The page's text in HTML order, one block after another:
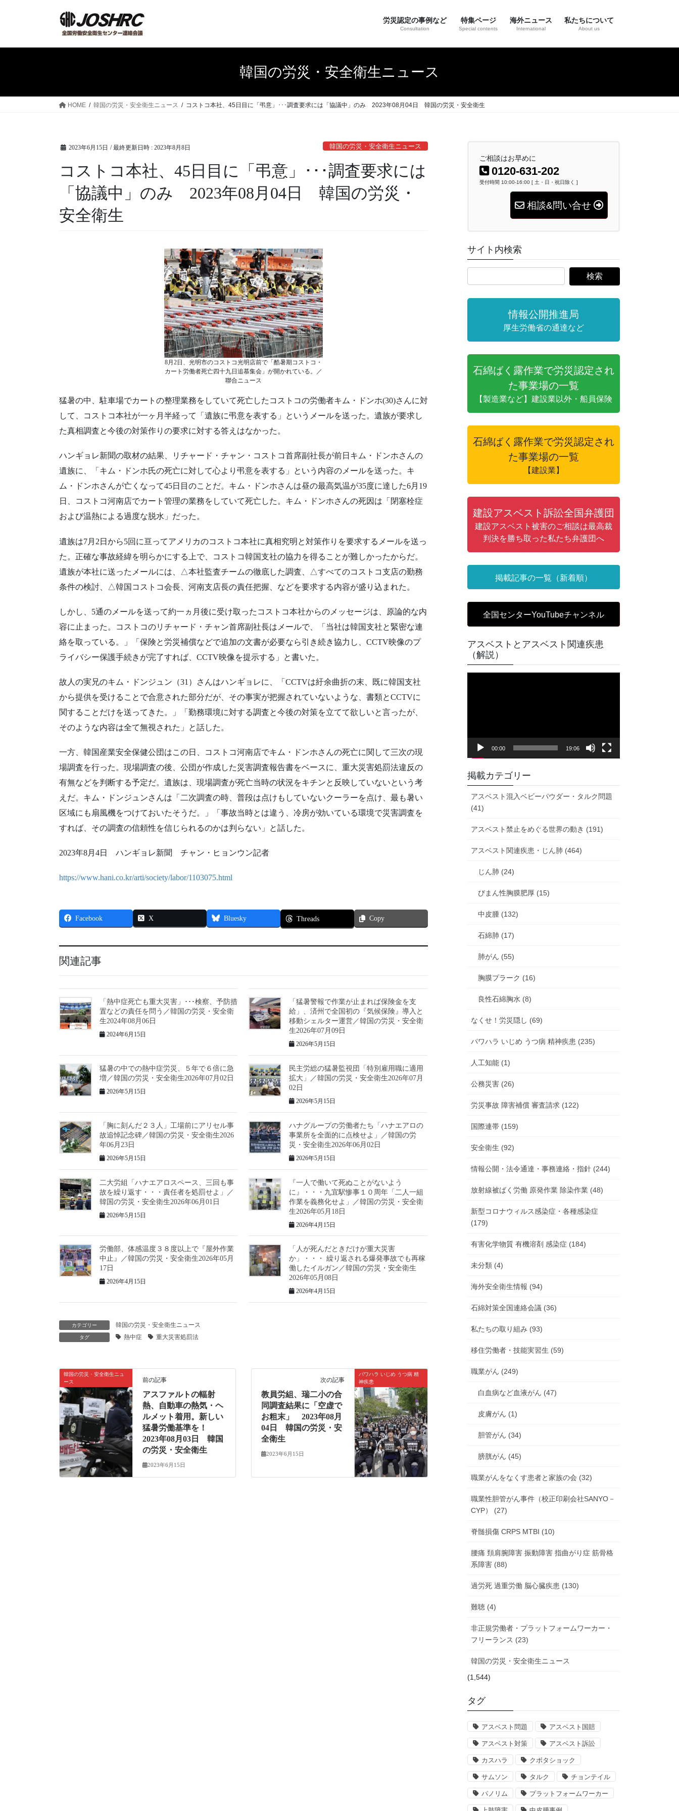
労災認定の事例など
Consultation
特集ページ
Special contents
海外ニュース
International
私たちについて
About us
韓国の労災・安全衛生ニュース
HOME 韓国の労災・安全衛生ニュース コストコ本社、45日目に「弔意」･･･調査要求には「協議中」のみ 2023年08月04日 韓国の労災・安全衛生
2023年6月15日 / 最終更新日時 : 2023年8月8日 韓国の労災・安全衛生ニュース
コストコ本社、45日目に「弔意」･･･調査要求には
「協議中」のみ 2023年08月04日 韓国の労災・
安全衛生
8月2日、光明市のコストコ光明店前で「酷暑期コストコ・
カート労働者死亡四十九日追慕集会」が開かれている。／
聯合ニュース
猛暑の中、駐車場でカートの整理業務をしていて死亡したコストコの労働者キム・ドンホ(30)さんに対
して、コストコ本社が一ヶ月半経って「遺族に弔意を表する」というメールを送った。遺族が要求し
た真相調査と今後の対策作りの要求に対する答えはなかった。
ハンギョレ新聞の取材の結果、リチャード・チャン・コストコ首席副社長が前日キム・ドンホさんの
遺族に、「キム・ドンホ氏の死亡に対して心より弔意を表する」という内容のメールを送った。キ
ム・ドンホさんが亡くなって45日目のことだ。キム・ドンホさんは昼の最高気温が35度に達した6月19
日、コストコ河南店でカート管理の業務をしていて死亡した。キム・ドンホさんの死因は「閉塞栓症
および温熱による過度な脱水」だった。
遺族は7月2日から5回に亘ってアメリカのコストコ本社に真相究明と対策作りを要求するメールを送っ
た。正確な事故経緯を明らかにする上で、コストコ韓国支社の協力を得ることが難しかったからだ。
遺族が本社に送ったメールには、△本社監査チームの徹底した調査、△すべてのコストコ支店の勤務
条件の検討、△韓国コストコ会長、河南支店長の責任把握、などを要求する内容が盛り込まれた。
しかし、5通のメールを送って約一ヵ月後に受け取ったコストコ本社からのメッセージは、原論的な内
容に止まった。コストコのリチャード・チャン首席副社長はメールで、「当社は韓国支社と緊密な連
絡を取っている。」「保険と労災補償などで追加の文書が必要なら引き続き協力し、CCTV映像のプ
ライバシー保護手続きが完了すれば、CCTV映像を提示する」と書いた。
故人の実兄のキム・ドンジュン（31）さんはハンギョレに、「CCTVは紆余曲折の末、既に韓国支社
から提供を受けることで合意された部分だが、その事実が把握されていないような、書類とCCTVに
関することだけを送ってきた。」「勤務環境に対する調査と今後の対策を立てて欲しいと言ったが、
そのような内容は全て無視された」と話した。
一方、韓国産業安全保健公団はこの日、コストコ河南店でキム・ドンホさんの死亡に関して三次の現
場調査を行った。現場調査の後、公団が作成した災害調査報告書をベースに、重大災害処罰法違反の
有無などを判断する予定だ。遺族は、現場調査が死亡当時の状況をキチンと反映していないという考
えだ。キム・ドンジュンさんは「二次調査の時、普段は点けもしていないクーラーを点け、最も暑い
区域にも扇風機をつけておいたそうだ。」「事故当時とは違う、冷房が効いている環境で災害調査を
すれば、その調査の信頼性を信じられるのかは判らない」と話した。
2023年8月4日 ハンギョレ新聞 チャン・ヒョンウン記者
https://www.hani.co.kr/arti/society/labor/1103075.html
Facebook X Bluesky Threads Copy
関連記事
「熱中症死亡も重大災害」･･･検察、予防措
置などの責任を問う／韓国の労災・安全衛
生2024年08月06日
2024年6月15日
「猛暑警報で作業が止まれば保険金を支
給」、済州で全国初の『気候保険』導入と
移動シェルター運営／韓国の労災・安全衛
生2026年07月09日
2026年5月15日
猛暑の中での熱中症労災、５年で６倍に急
増／韓国の労災・安全衛生2026年07月02日
2026年5月15日
民主労総の猛暑監視団「特別雇用職に適用
拡大」／韓国の労災・安全衛生2026年07月
02日
2026年5月15日
「胸に刻んだ２３人」工場前にアリセル事
故追悼記念碑／韓国の労災・安全衛生2026
年06月23日
2026年5月15日
ハナグループの労働者たち「ハナエアロの
事業所を全面的に点検せよ」／韓国の労
災・安全衛生2026年06月02日
2026年5月15日
二大労組「ハナエアロスペース、三回も事
故を繰り返す・・・責任者を処罰せよ」／
韓国の労災・安全衛生2026年06月01日
2026年5月15日
『一人で働いて死ぬことがないよう
に』・・・九宜駅惨事１０周年「二人一組
作業を義務化せよ」／韓国の労災・安全衛
生2026年05月18日
2026年4月15日
労働部、体感温度３８度以上で『屋外作業
中止』／韓国の労災・安全衛生2026年05月
17日
2026年4月15日
「人が死んだときだけが重大災害
か」・・・ 繰り返される爆発事故でも再稼
働したイルガン／韓国の労災・安全衛生
2026年05月08日
2026年4月15日
カテゴリー 韓国の労災・安全衛生ニュース
タグ 熱中症 重大災害処罰法
韓国の労災・安全衛生ニュ
ース
前の記事
アスファルトの輻射
熱、自動車の熱気・ヘ
ルメット着用。新しい
猛暑労働基準を！
2023年08月03日 韓国
の労災・安全衛生
2023年6月15日
パワハラ いじめ うつ病 精
神疾患
次の記事
教員労組、瑞二小の合
同調査結果に「空虚で
お粗末」 2023年08月
04日 韓国の労災・安
全衛生
2023年6月15日
ご相談はお早めに
0120-631-202
受付時間 10:00-16:00 [ 土・日・祝日除く ]
相談&問い合せ
サイト内検索
情報公開推進局
厚生労働省の通達など
石綿ばく露作業で労災認定され
た事業場の一覧
【製造業など】建設業以外・船員保険
石綿ばく露作業で労災認定され
た事業場の一覧
【建設業】
建設アスベスト訴訟全国弁護団
建設アスベスト被害のご相談は最高裁
判決を勝ち取った私たち弁護団へ
掲載記事の一覧（新着順）
全国センターYouTubeチャンネル
アスベストとアスベスト関連疾患
（解説）
ヤ
00:00 19:06
掲載カテゴリー
アスベスト混入ベビーパウダー・タルク問題
(41)
アスベスト禁止をめぐる世界の動き (191)
アスベスト関連疾患・じん肺 (464)
じん肺 (24)
びまん性胸膜肥厚 (15)
中皮腫 (132)
石綿肺 (17)
肺がん (55)
胸膜プラーク (16)
良性石綿胸水 (8)
なくせ！労災隠し (69)
パワハラ いじめ うつ病 精神疾患 (235)
人工知能 (1)
公務災害 (26)
労災事故 障害補償 審査請求 (122)
国際連帯 (159)
安全衛生 (92)
情報公開・法令通達・事務連絡・指針 (244)
放射線被ばく労働 原発作業 除染作業 (48)
新型コロナウィルス感染症・各種感染症
(179)
有害化学物質 有機溶剤 感染症 (184)
未分類 (4)
海外安全衛生情報 (94)
石綿対策全国連絡会議 (36)
私たちの取り組み (93)
移住労働者・技能実習生 (59)
職業がん (249)
白血病など血液がん (47)
皮膚がん (1)
胆管がん (34)
膀胱がん (45)
職業がんをなくす患者と家族の会 (32)
職業性胆管がん事件（校正印刷会社SANYO－
CYP） (27)
脊髄損傷 CRPS MTBI (10)
腰痛 頚肩腕障害 振動障害 指曲がり症 筋骨格
系障害 (88)
過労死 過重労働 脳心臓疾患 (130)
難聴 (4)
非正規労働者・プラットフォームワーカー・
フリーランス (23)
韓国の労災・安全衛生ニュース
(1,544)
タグ
アスベスト問題 アスベスト国賠
アスベスト対策 アスベスト訴訟
カスハラ クボタショック
サムソン タルク チョンテイル
パノリム プラットフォームワーカー